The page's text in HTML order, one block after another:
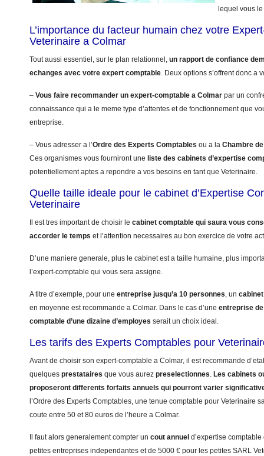
lequel vous
L’importance du facteur humain chez votre
Veterinaire a Colmar
Tout aussi essentiel, sur le plan relationnel, un rapport de confiance
echanges avec votre expert comptable. Deux options s’offrent donc a
– Vous faire recommander un expert-comptable a Colmar par un
connaissance qui a le meme type d’attentes et de fonctionnement que
entreprise.
– Vous adresser a l’Ordre des Experts Comptables ou a la Chambre
Ces organismes vous fourniront une liste des cabinets d’expertise
potentiellement aptes a repondre a vos besoins en tant que Veterinaire.
Quelle taille ideale pour le cabinet d’Expertise
Veterinaire
Il est tres important de choisir le cabinet comptable qui saura vous
accorder le temps et l’attention necessaires au bon exercice de votre
D’une maniere generale, plus le cabinet est a taille humaine, plus
l’expert-comptable qui vous sera assigne.
A titre d’exemple, pour une entreprise jusqu’a 10 personnes, un
en moyenne est recommande a Colmar. Dans le cas d’une entreprise
comptable d’une dizaine d’employes serait un choix ideal.
Les tarifs des Experts Comptables pour
Avant de choisir son expert-comptable a Colmar, il est recommande
quelques prestataires que vous aurez preselectionnes. Les cabinets
proposeront differents forfaits annuels qui pourront varier
l’Ordre des Experts Comptables, une tenue comptable pour Veterinaire
coute entre 50 et 80 euros de l’heure a Colmar.
Il faut alors generalement compter un cout annuel d’expertise
petites entreprises independantes et de 5000 € pour les petites SARL